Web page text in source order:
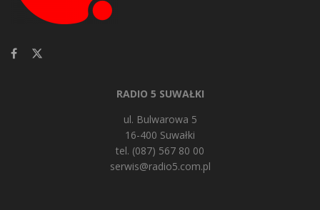
RADIO 5 SUWAŁKI
ul. Bulwarowa 5
16-400 Suwałki
tel. (087) 567 80 00
serwis@radio5.com.pl